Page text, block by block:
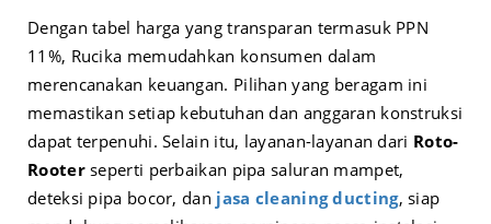
Dengan tabel harga yang transparan termasuk PPN
11%, Rucika memudahkan konsumen dalam
merencanakan keuangan. Pilihan yang beragam ini
memastikan setiap kebutuhan dan anggaran konstruksi
dapat terpenuhi. Selain itu, layanan-layanan dari Roto-
Rooterseperti perbaikan pipa saluran mampet,
deteksi pipa bocor, dan jasa cleaning ducting, siap